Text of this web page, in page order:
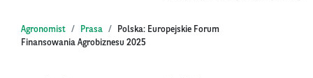
Agronomist Prasa
Polska: Europejskie Forum
Finansowania Agrobiznesu 2025